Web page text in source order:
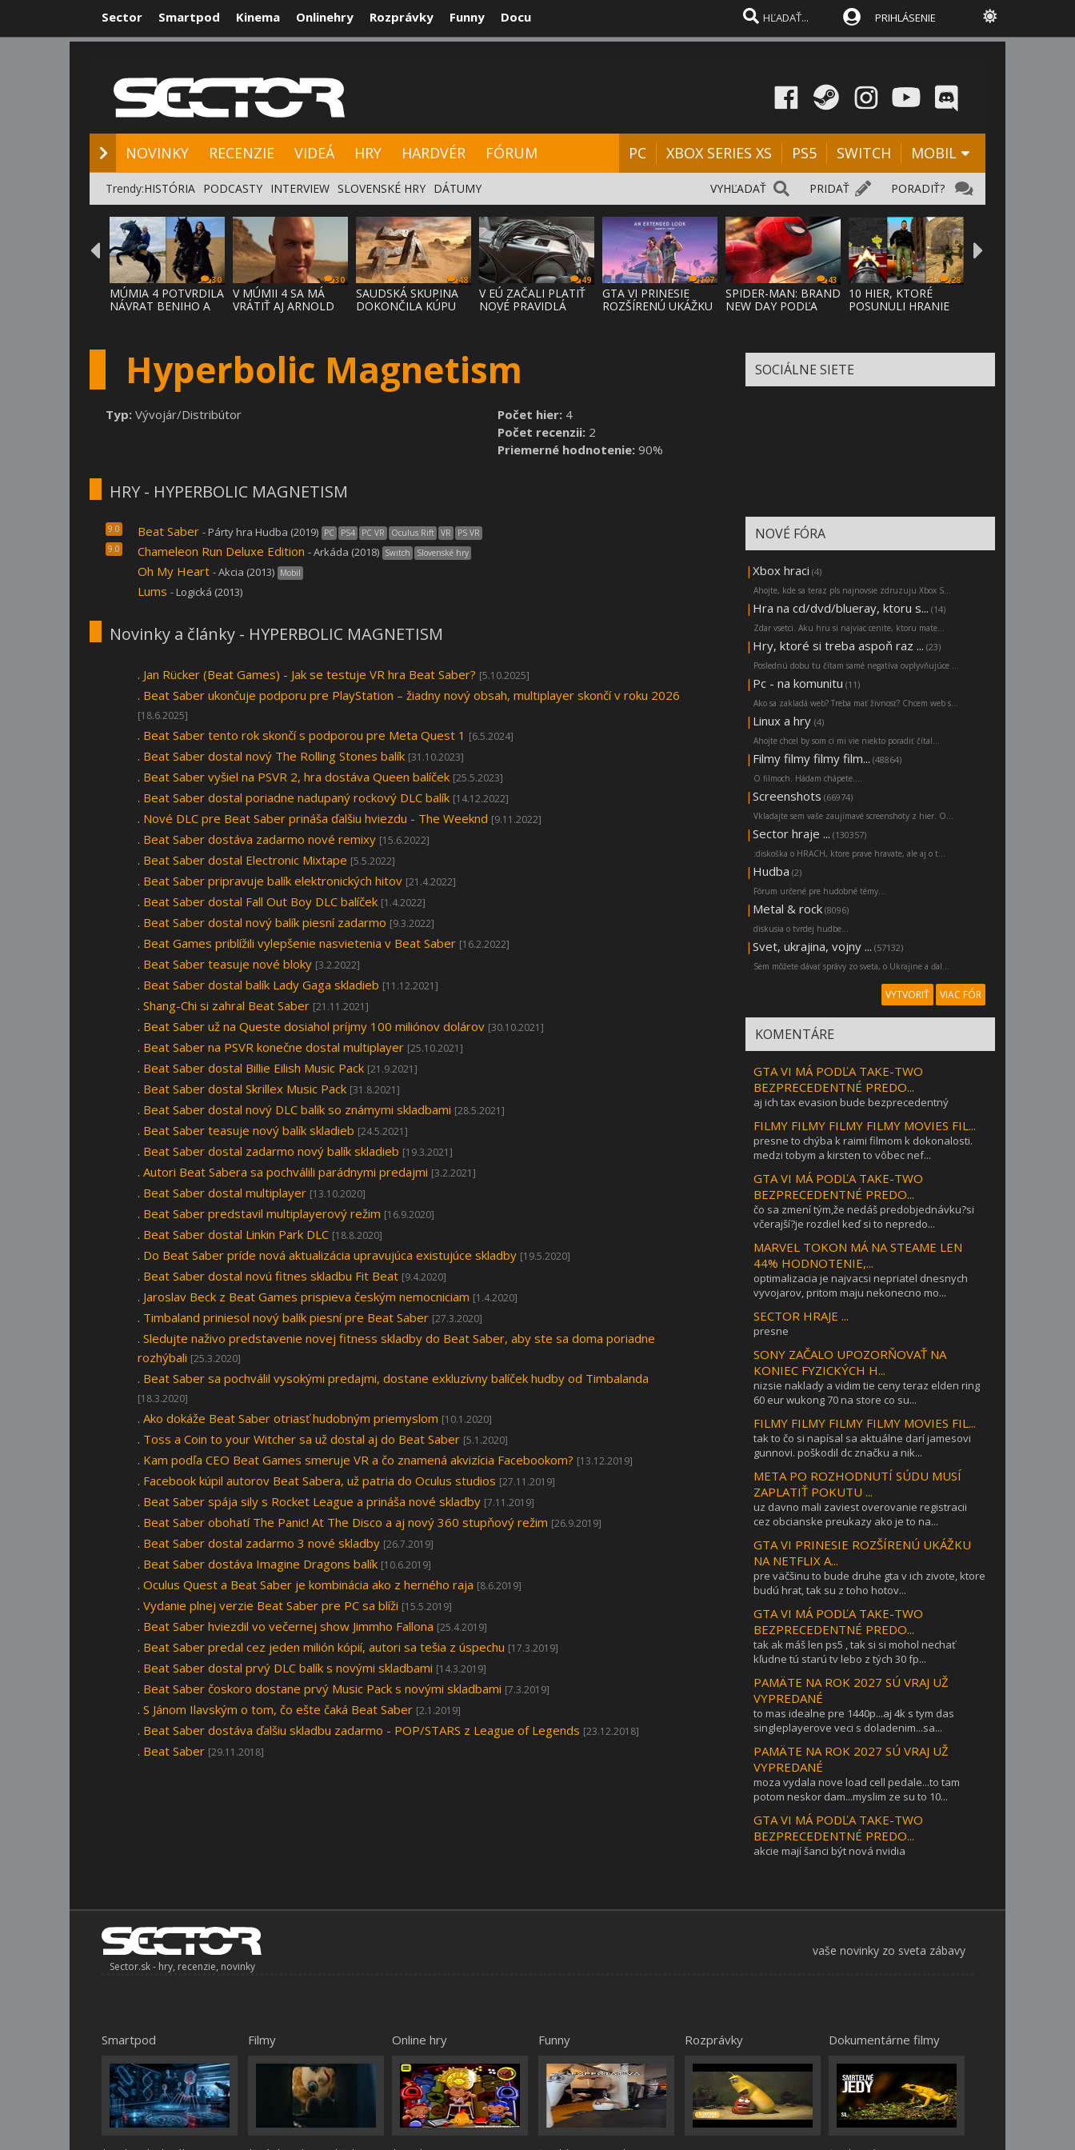
Sector Smartpod Kinema Onlinehry Rozprávky Funny Docu PRIHLÁSENIE
NOVINKY RECENZIE VIDEÁ HRY HARDVÉR FÓRUM PC XBOX SERIES XS PS5 SWITCH MOBIL
PORADIŤ?
PRIDAŤ
VYHĽADAŤ
Trendy:HISTÓRIA PODCASTY INTERVIEW SLOVENSKÉ HRY DÁTUMY
30
MÚMIA 4 POTVRDILA
NÁVRAT BENIHO A
30
V MÚMII 4 SA MÁ
VRÁTIŤ AJ ARNOLD
48
SAUDSKÁ SKUPINA
DOKONČILA KÚPU
49
V EÚ ZAČALI PLATIŤ
NOVÉ PRAVIDLÁ
107
GTA VI PRINESIE
ROZŠÍRENÚ UKÁŽKU
43
SPIDER-MAN: BRAND
NEW DAY PODĽA
28
10 HIER, KTORÉ
POSUNULI HRANIE
Hyperbolic Magnetism
Počet hier: 4
Počet recenzii: 2
Priemerné hodnotenie: 90%
Typ: Vývojár/Distribútor
HRY - HYPERBOLIC MAGNETISM
Beat Saber - Párty hra Hudba (2019) PC PS4 PC VR Oculus Rift VR PS VR
9.0
Chameleon Run Deluxe Edition - Arkáda (2018) Switch Slovenské hry
9.0
Oh My Heart - Akcia (2013) Mobil
Lums - Logická (2013)
Novinky a články - HYPERBOLIC MAGNETISM
. Jan Rücker (Beat Games) - Jak se testuje VR hra Beat Saber? [5.10.2025]
. Beat Saber ukončuje podporu pre PlayStation – žiadny nový obsah, multiplayer skončí v roku 2026
[18.6.2025]
. Beat Saber tento rok skončí s podporou pre Meta Quest 1 [6.5.2024]
. Beat Saber dostal nový The Rolling Stones balík [31.10.2023]
. Beat Saber vyšiel na PSVR 2, hra dostáva Queen balíček [25.5.2023]
. Beat Saber dostal poriadne nadupaný rockový DLC balík [14.12.2022]
. Nové DLC pre Beat Saber prináša ďalšiu hviezdu - The Weeknd [9.11.2022]
. Beat Saber dostáva zadarmo nové remixy [15.6.2022]
. Beat Saber dostal Electronic Mixtape [5.5.2022]
. Beat Saber pripravuje balík elektronických hitov [21.4.2022]
. Beat Saber dostal Fall Out Boy DLC balíček [1.4.2022]
. Beat Saber dostal nový balík piesní zadarmo [9.3.2022]
. Beat Games priblížili vylepšenie nasvietenia v Beat Saber [16.2.2022]
. Beat Saber teasuje nové bloky [3.2.2022]
. Beat Saber dostal balík Lady Gaga skladieb [11.12.2021]
. Shang-Chi si zahral Beat Saber [21.11.2021]
. Beat Saber už na Queste dosiahol príjmy 100 miliónov dolárov [30.10.2021]
. Beat Saber na PSVR konečne dostal multiplayer [25.10.2021]
. Beat Saber dostal Billie Eilish Music Pack [21.9.2021]
. Beat Saber dostal Skrillex Music Pack [31.8.2021]
. Beat Saber dostal nový DLC balík so známymi skladbami [28.5.2021]
. Beat Saber teasuje nový balík skladieb [24.5.2021]
. Beat Saber dostal zadarmo nový balík skladieb [19.3.2021]
. Autori Beat Sabera sa pochválili parádnymi predajmi [3.2.2021]
. Beat Saber dostal multiplayer [13.10.2020]
. Beat Saber predstavil multiplayerový režim [16.9.2020]
. Beat Saber dostal Linkin Park DLC [18.8.2020]
. Do Beat Saber príde nová aktualizácia upravujúca existujúce skladby [19.5.2020]
. Beat Saber dostal novú fitnes skladbu Fit Beat [9.4.2020]
. Jaroslav Beck z Beat Games prispieva českým nemocniciam [1.4.2020]
. Timbaland priniesol nový balík piesní pre Beat Saber [27.3.2020]
. Sledujte naživo predstavenie novej fitness skladby do Beat Saber, aby ste sa doma poriadne
rozhýbali [25.3.2020]
. Beat Saber sa pochválil vysokými predajmi, dostane exkluzívny balíček hudby od Timbalanda
[18.3.2020]
. Ako dokáže Beat Saber otriasť hudobným priemyslom [10.1.2020]
. Toss a Coin to your Witcher sa už dostal aj do Beat Saber [5.1.2020]
. Kam podľa CEO Beat Games smeruje VR a čo znamená akvizícia Facebookom? [13.12.2019]
. Facebook kúpil autorov Beat Sabera, už patria do Oculus studios [27.11.2019]
. Beat Saber spája sily s Rocket League a prináša nové skladby [7.11.2019]
. Beat Saber obohatí The Panic! At The Disco a aj nový 360 stupňový režim [26.9.2019]
. Beat Saber dostal zadarmo 3 nové skladby [26.7.2019]
. Beat Saber dostáva Imagine Dragons balík [10.6.2019]
. Oculus Quest a Beat Saber je kombinácia ako z herného raja [8.6.2019]
. Vydanie plnej verzie Beat Saber pre PC sa blíži [15.5.2019]
. Beat Saber hviezdil vo večernej show Jimmho Fallona [25.4.2019]
. Beat Saber predal cez jeden milión kópií, autori sa tešia z úspechu [17.3.2019]
. Beat Saber dostal prvý DLC balík s novými skladbami [14.3.2019]
. Beat Saber čoskoro dostane prvý Music Pack s novými skladbami [7.3.2019]
. S Jánom Ilavským o tom, čo ešte čaká Beat Saber [2.1.2019]
. Beat Saber dostáva ďalšiu skladbu zadarmo - POP/STARS z League of Legends [23.12.2018]
. Beat Saber [29.11.2018]
SOCIÁLNE SIETE
NOVÉ FÓRA
| Xbox hraci (4)
Ahojte, kde sa teraz pls najnovsie zdruzuju Xbox S...
| Hra na cd/dvd/blueray, ktoru s... (14)
Zdar vsetci. Aku hru si najviac cenite, ktoru mate...
| Hry, ktoré si treba aspoň raz ... (23)
Poslednú dobu tu čítam samé negatíva ovplyvňujúce ...
| Pc - na komunitu (11)
Ako sa zakladá web? Treba mať živnosť? Chcem web s...
| Linux a hry (4)
Ahojte chcel by som ci mi vie niekto poradiť čítal...
| Filmy filmy filmy film... (48864)
O filmoch. Hádam chápete....
| Screenshots (66974)
Vkladajte sem vaše zaujímavé screenshoty z hier. O...
| Sector hraje ... (130357)
:diskoška o HRACH, ktore prave hravate, ale aj o t...
| Hudba (2)
Fórum určené pre hudobné témy...
| Metal & rock (8096)
diskusia o tvrdej hudbe...
| Svet, ukrajina, vojny ... (57132)
Sem môžete dávať správy zo sveta, o Ukrajine a ďal...
VYTVORIŤ VIAC FÓR
KOMENTÁRE
GTA VI MÁ PODĽA TAKE-TWO
BEZPRECEDENTNÉ PREDO...
aj ich tax evasion bude bezprecedentný
FILMY FILMY FILMY FILMY MOVIES FIL...
presne to chýba k raimi filmom k dokonalosti.
medzi tobym a kirsten to vôbec nef...
GTA VI MÁ PODĽA TAKE-TWO
BEZPRECEDENTNÉ PREDO...
čo sa zmení tým,že nedáš predobjednávku?si
včerajší?je rozdiel keď si to nepredo...
MARVEL TOKON MÁ NA STEAME LEN
44% HODNOTENIE,...
optimalizacia je najvacsi nepriatel dnesnych
vyvojarov, pritom maju nekonecno mo...
SECTOR HRAJE ...
presne
SONY ZAČALO UPOZORŇOVAŤ NA
KONIEC FYZICKÝCH H...
nizsie naklady a vidim tie ceny teraz elden ring
60 eur wukong 70 na store co su...
FILMY FILMY FILMY FILMY MOVIES FIL...
tak to čo si napísal sa aktuálne darí jamesovi
gunnovi. poškodil dc značku a nik...
META PO ROZHODNUTÍ SÚDU MUSÍ
ZAPLATIŤ POKUTU ...
uz davno mali zaviest overovanie registracii
cez obcianske preukazy ako je to na...
GTA VI PRINESIE ROZŠÍRENÚ UKÁŽKU
NA NETFLIX A...
pre väčšinu to bude druhe gta v ich zivote, ktore
budú hrat, tak su z toho hotov...
GTA VI MÁ PODĽA TAKE-TWO
BEZPRECEDENTNÉ PREDO...
tak ak máš len ps5 , tak si si mohol nechať
kľudne tú starú tv lebo z tých 30 fp...
PAMÄTE NA ROK 2027 SÚ VRAJ UŽ
VYPREDANÉ
to mas idealne pre 1440p...aj 4k s tym das
singleplayerove veci s doladenim...sa...
PAMÄTE NA ROK 2027 SÚ VRAJ UŽ
VYPREDANÉ
moza vydala nove load cell pedale...to tam
potom neskor dam...myslim ze su to 10...
GTA VI MÁ PODĽA TAKE-TWO
BEZPRECEDENTNÉ PREDO...
akcie mají šanci být nová nvidia
vaše novinky zo sveta zábavy
Sector.sk - hry, recenzie, novinky
Smartpod Filmy Online hry Funny Rozprávky Dokumentárne filmy